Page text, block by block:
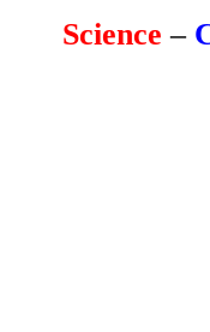
Science –